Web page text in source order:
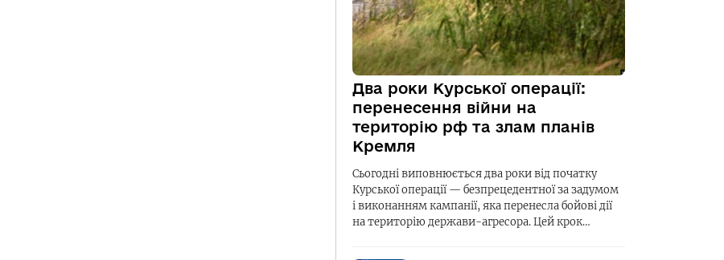
Два роки Курської операції:
перенесення війни на
територію рф та злам планів
Кремля
Сьогодні виповнюється два роки від початку
Курської операції — безпрецедентної за задумом
і виконанням кампанії, яка перенесла бойові дії
на територію держави-агресора. Цей крок…